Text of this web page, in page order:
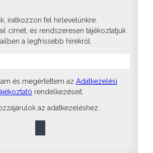
iratkozzon fel hírlevelünkre.
címét, és rendszeresen tájékoztatjuk
a legfrissebb hírekről.
és megértettem az Adatkezelési
rendelkezéseit.
az adatkezeléshez.